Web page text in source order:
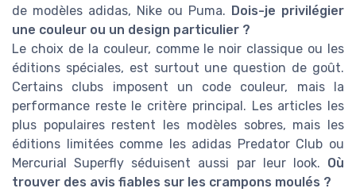
de modèles adidas, Nike ou Puma. Dois-je privilégier
une couleur ou un design particulier ?
Le choix de la couleur, comme le noir classique ou les
éditions spéciales, est surtout une question de goût.
Certains clubs imposent un code couleur, mais la
performance reste le critère principal. Les articles les
plus populaires restent les modèles sobres, mais les
éditions limitées comme les adidas Predator Club ou
Mercurial Superfly séduisent aussi par leur look. Où
trouver des avis fiables sur les crampons moulés ?